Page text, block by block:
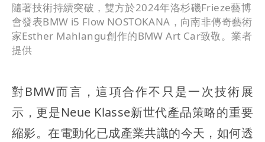
隨著技術持續突破，雙方於2024年洛杉磯Frieze藝博
會發表BMW i5 Flow NOSTOKANA，向南非傳奇藝術
家Esther Mahlangu創作的BMW Art Car致敬。業者
提供
對BMW而言，這項合作不只是一次技術展
示，更是Neue Klasse新世代產品策略的重要
縮影。在電動化已成產業共識的今天，如何透